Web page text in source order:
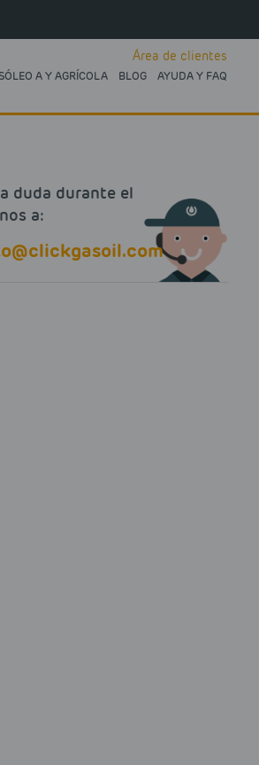
A Y AGRÍCOLA BLOG AYUDA Y FAQ
Área de clientes
duda durante el
a: